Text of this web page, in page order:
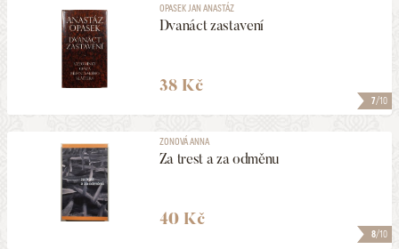
7/10
OPASEK JAN ANASTÁZ
Dvanáct zastavení
38 Kč
8/10
ZONOVÁ ANNA
Za trest a za odměnu
40 Kč